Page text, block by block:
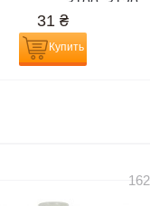
5100, 5210,
6100, 6220,
6230, 6230i,
31₴
Купить